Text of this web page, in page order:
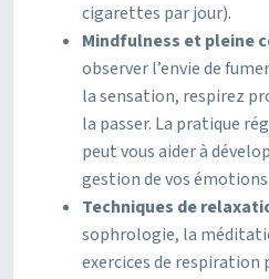
cigarettes par jour).
Mindfulness et pleine
observer l’envie de
la sensation, respirez
la passer. La pratique
peut vous aider à
gestion de vos émotions.
Techniques de
sophrologie, la
exercices de